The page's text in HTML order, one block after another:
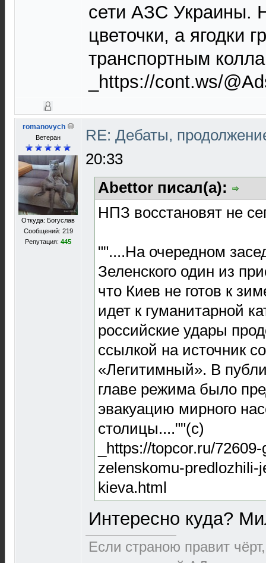
сети АЗС Украины.
цветочки, а ягодки
транспортным
_https://cont.ws/
romanovych
Ветеран
Откуда: Богуслав
Сообщений: 219
Репутация: 445
RE: Дебаты,
20:33
Abettor писал(а):
НПЗ восстановят не
""....На очередном
Зеленского один из
что Киев не готов к
идет к гуманитарной
российские удары
ссылкой на источник
«Легитимный». В
главе режима было
эвакуацию мирного
столицы....""(с)
_https://topcor.ru/
zelenskomu-predlozhili-
kieva.html
Интересно куда?
Если страною правит